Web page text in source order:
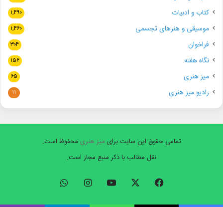
کتاب و ادبیات ۱,۴۹۰
موسیقی و هنرهای تجسمی ۱,۴۶۰
فراخوان ۳۰۴
نگاه هفته ۱۵۶
میز هنری ۶۵
رادیو میز هنری ۱۱
تمامی حقوق این سایت برای میز هنری محفوظ است.
نقل مطالب با ذکر منبع مجاز است.
فیسبوک ایکس یوتیوب اینستاگرام